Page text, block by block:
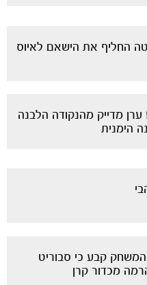
החליף את הישאם לאיוס
מדייק מהנקודה הלבנה
הימנית
קבע כי סבוריט
מכדור קרן